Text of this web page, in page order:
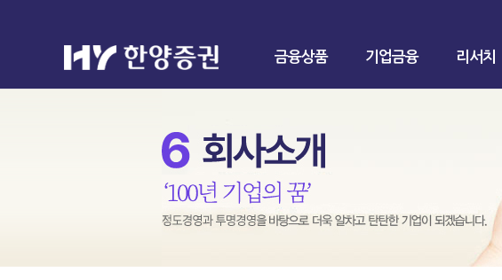
금융상품 기업금융 리서치